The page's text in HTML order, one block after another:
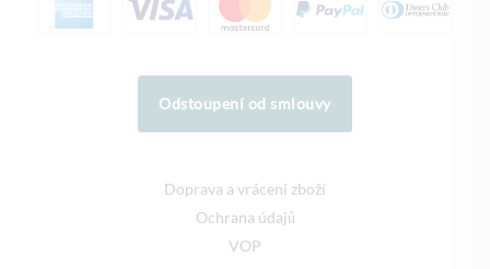
Odstoupení od smlouvy
Doprava a vrácení zboží
Ochrana údajů
VOP